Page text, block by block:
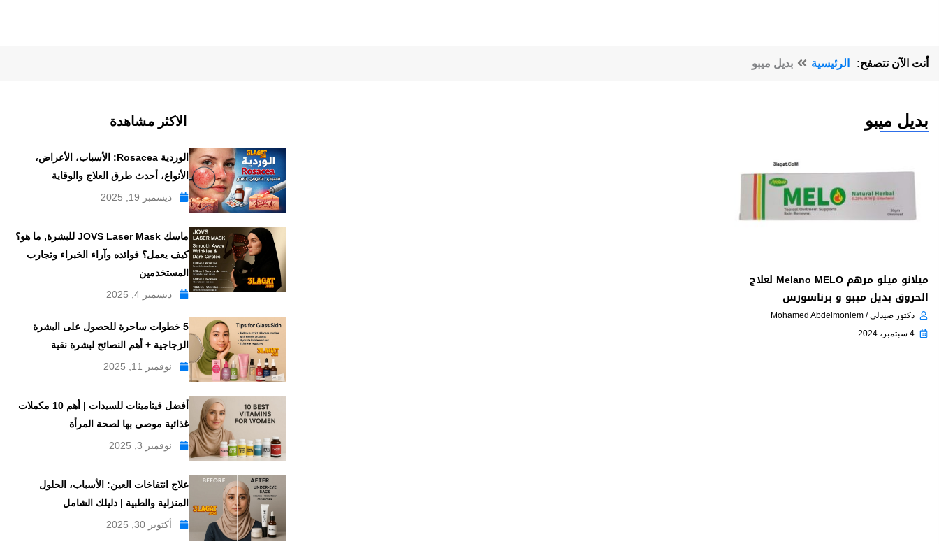
أنت الآن تتصفح: الرئيسية بديل ميبو
بديل ميبو
ميلانو ميلو مرهم Melano MELO لعلاج
الحروق بديل ميبو و برناسورس
دكتور صيدلي / Mohamed Abdelmoniem
4 سبتمبر، 2024
الاكثر مشاهدة
الوردية Rosacea: الأسباب، الأعراض،
الأنواع، أحدث طرق العلاج والوقاية
ديسمبر 19, 2025
ماسك JOVS Laser Mask للبشرة, ما هو؟
كيف يعمل؟ فوائده وآراء الخبراء وتجارب
المستخدمين
ديسمبر 4, 2025
5 خطوات ساحرة للحصول على البشرة
الزجاجية + أهم النصائح لبشرة نقية
نوفمبر 11, 2025
أفضل فيتامينات للسيدات | أهم 10 مكملات
غذائية موصى بها لصحة المرأة
نوفمبر 3, 2025
علاج انتفاخات العين: الأسباب، الحلول
المنزلية والطبية | دليلك الشامل
أكتوبر 30, 2025